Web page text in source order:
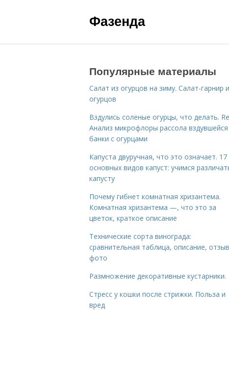
Фазенда
Популярные материалы
Салат из огурцов на зиму. Салат-гарнир
огурцов
Вздулись соленые огурцы, что делать.
Анализ микрофлоры рассола вздувшейся
банки с огурцами
Капуста двуручная, что это означает. 17
основных видов капуст: учимся
капусту
Почему гибнет комнатная хризантема.
Комнатная хризантема —, что это за
цветок, краткое описание
Технические сорта винограда:
сравнительная таблица, описание,
фото
Размножение декоративные кустарники.
Стресс у кошки после стрижки. Польза и
вред